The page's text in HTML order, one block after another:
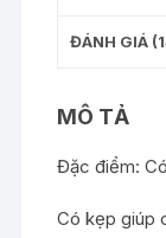
ĐÁNH GIÁ
MÔ TẢ
Đặc điểm:
Có kẹp giúp